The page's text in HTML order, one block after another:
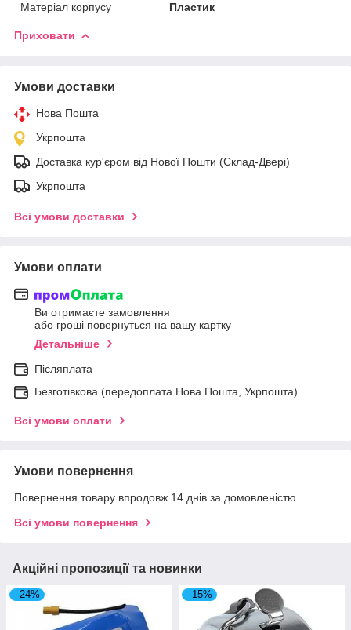
Матеріал корпусу
Пластик
Приховати
Умови доставки
Нова Пошта
Укрпошта
Доставка кур'єром від Нової Пошти (Склад-Двері)
Укрпошта
Всі умови доставки
Умови оплати
Ви отримаєте замовлення
або гроші повернуться на вашу картку
Детальніше
Післяплата
Безготівкова (передоплата Нова Пошта, Укрпошта)
Всі умови оплати
Умови повернення
Повернення товару впродовж 14 днів за домовленістю
Всі умови повернення
Акційні пропозиції та новинки
–24% –15%